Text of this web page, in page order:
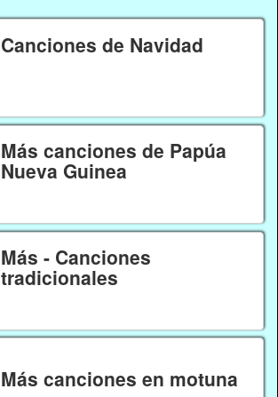
Canciones de Navidad
Más canciones de Papúa
Nueva Guinea
Más - Canciones
tradicionales
Más canciones en motuna